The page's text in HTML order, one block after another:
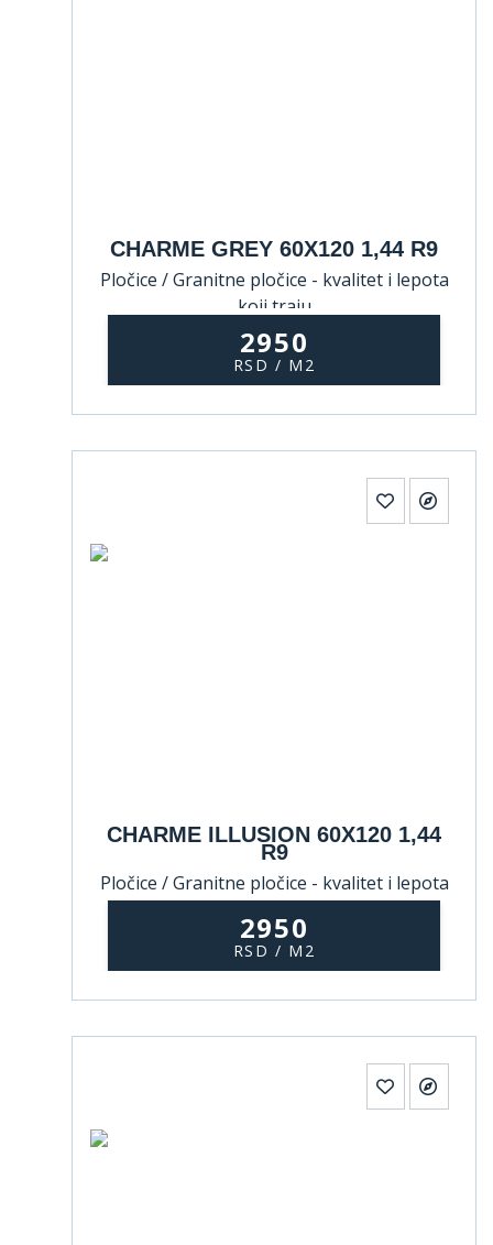
CHARME GREY 60X120 1,44 R9
Pločice / Granitne pločice - kvalitet i lepota
koji traju
2950
RSD / M2
CHARME ILLUSION 60X120 1,44
R9
Pločice / Granitne pločice - kvalitet i lepota
2950
RSD / M2